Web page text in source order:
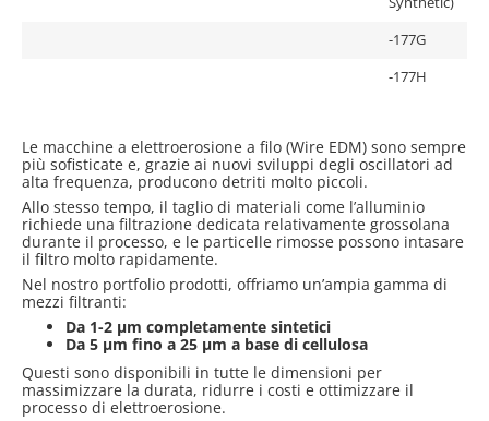
-177G
-177H
Le macchine a elettroerosione a filo (Wire EDM) sono sempre
più sofisticate e, grazie ai nuovi sviluppi degli oscillatori ad
alta frequenza, producono detriti molto piccoli.
Allo stesso tempo, il taglio di materiali come l’alluminio
richiede una filtrazione dedicata relativamente grossolana
durante il processo, e le particelle rimosse possono intasare
il filtro molto rapidamente.
Nel nostro portfolio prodotti, offriamo un’ampia gamma di
mezzi filtranti:
Da 1-2 µm completamente sintetici
Da 5 µm fino a 25 µm a base di cellulosa
Questi sono disponibili in tutte le dimensioni per
massimizzare la durata, ridurre i costi e ottimizzare il
processo di elettroerosione.